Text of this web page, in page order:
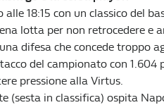
18:15 con un classico del
lotta per non retrocedere e
difesa che concede troppo
del campionato con 1.604
pressione alla Virtus.
(sesta in classifica) ospita